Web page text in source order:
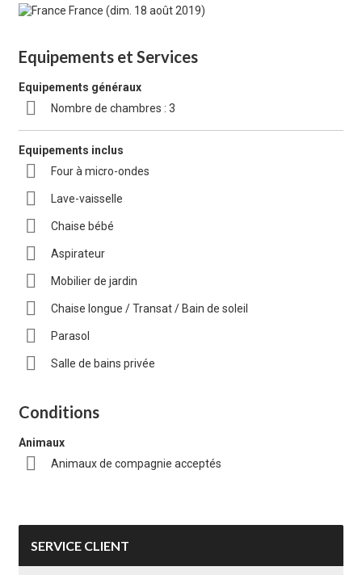
France (dim. 18 août 2019)
Equipements et Services
Equipements généraux
Nombre de chambres : 3
Equipements inclus
Four à micro-ondes
Lave-vaisselle
Chaise bébé
Aspirateur
Mobilier de jardin
Chaise longue / Transat / Bain de soleil
Parasol
Salle de bains privée
Conditions
Animaux
Animaux de compagnie acceptés
SERVICE CLIENT